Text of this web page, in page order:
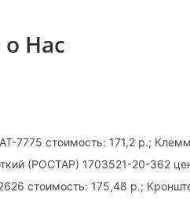
о Нас
7775 стоимость: 171,2 р.;
(РОСТАР) 1703521-20-362
стоимость: 175,48 р.;